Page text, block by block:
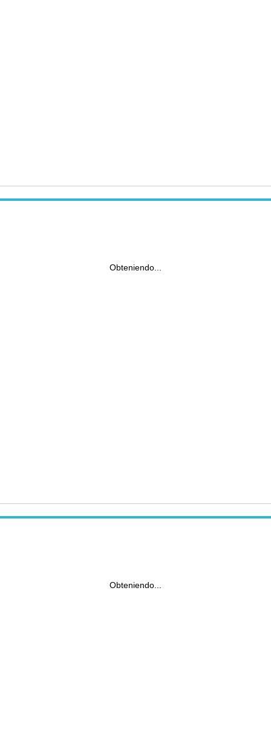
Obteniendo...
Obteniendo...